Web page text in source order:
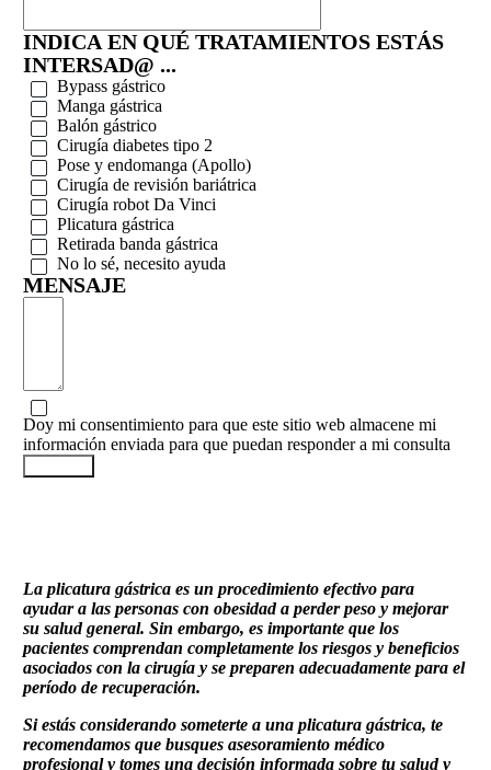
INDICA EN QUÉ TRATAMIENTOS ESTÁS
INTERSAD@ ...
Bypass gástrico
Manga gástrica
Balón gástrico
Cirugía diabetes tipo 2
Pose y endomanga (Apollo)
Cirugía de revisión bariátrica
Cirugía robot Da Vinci
Plicatura gástrica
Retirada banda gástrica
No lo sé, necesito ayuda
MENSAJE
Doy mi consentimiento para que este sitio web almacene mi
información enviada para que puedan responder a mi consulta
La plicatura gástrica es un procedimiento efectivo para
ayudar a las personas con obesidad a perder peso y mejorar
su salud general. Sin embargo, es importante que los
pacientes comprendan completamente los riesgos y beneficios
asociados con la cirugía y se preparen adecuadamente para el
período de recuperación.
Si estás considerando someterte a una plicatura gástrica, te
recomendamos que busques asesoramiento médico
profesional y tomes una decisión informada sobre tu salud y